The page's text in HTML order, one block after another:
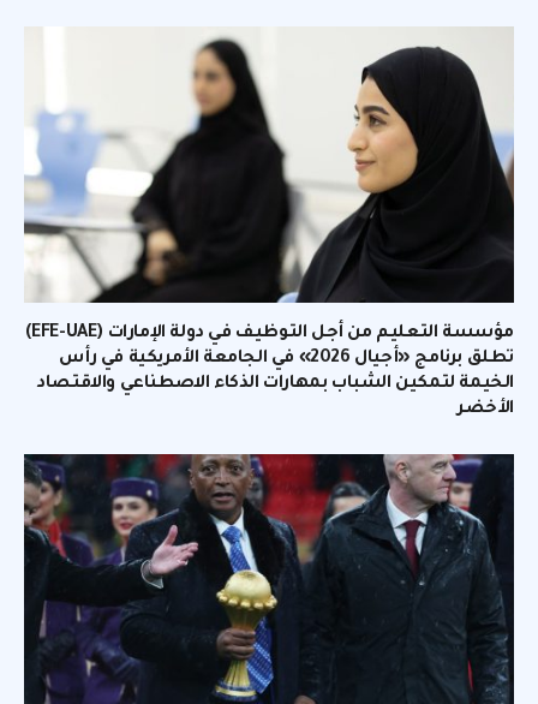
مؤسسة التعليم من أجل التوظيف في دولة الإمارات (EFE-UAE)
تطلق برنامج «أجيال 2026» في الجامعة الأمريكية في رأس
الخيمة لتمكين الشباب بمهارات الذكاء الاصطناعي والاقتصاد
الأخضر